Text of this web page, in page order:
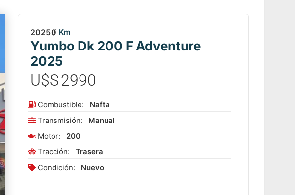
2025 /
0 Km
Yumbo Dk 200 F Adventure
2025
U$S2990
Combustible:
Nafta
Transmisión:
Manual
Motor:
200
Tracción:
Trasera
Condición:
Nuevo